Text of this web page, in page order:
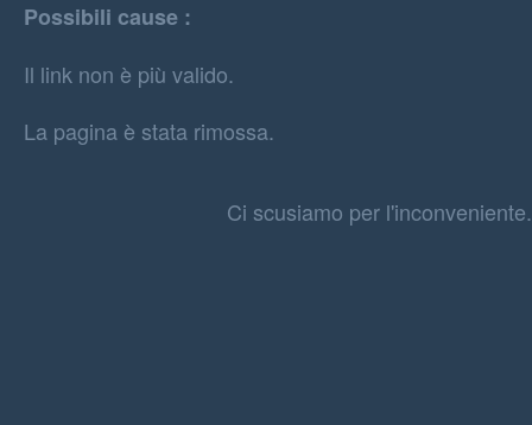
Possibili cause :
Il link non è più valido.
La pagina è stata rimossa.
Ci scusiamo per l'inconveniente.